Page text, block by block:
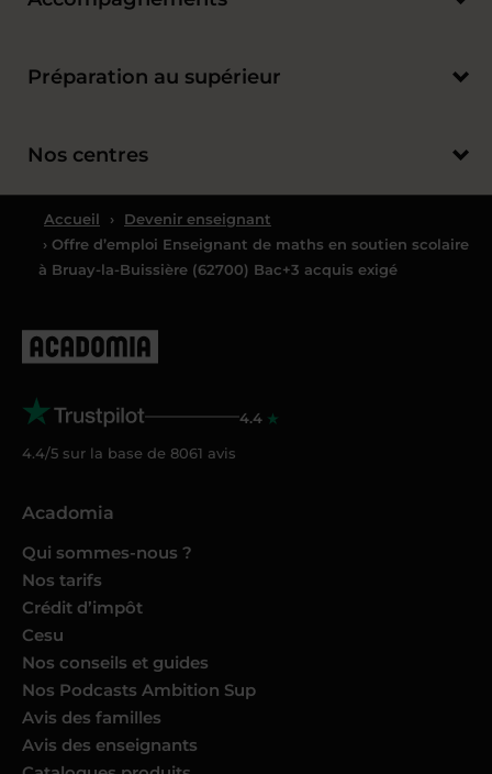
Préparation au supérieur
Nos centres
Accueil ›
Devenir enseignant
› Offre d’emploi Enseignant de maths en soutien scolaire
à Bruay-la-Buissière (62700) Bac+3 acquis exigé
4.4
4.4/5 sur la base de 8061 avis
Acadomia
Qui sommes-nous ?
Nos tarifs
Crédit d’impôt
Cesu
Nos conseils et guides
Nos Podcasts Ambition Sup
Avis des familles
Avis des enseignants